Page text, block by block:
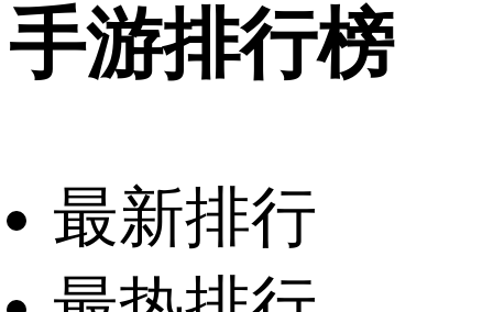
手游排行榜
最新排行